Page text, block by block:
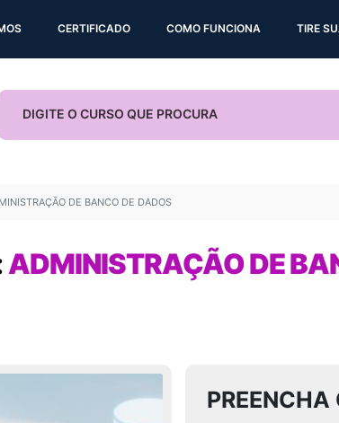
CERTIFICADO COMO FUNCIONA TIRE
DE BANCO DE DADOS
ADMINISTRAÇÃO DE